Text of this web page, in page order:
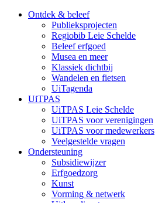
Ontdek & beleef
Publieksprojecten
Regiobib Leie Schelde
Beleef erfgoed
Musea en meer
Klassiek dichtbij
Wandelen en fietsen
UiTagenda
UiTPAS
UiTPAS Leie Schelde
UiTPAS voor verenigingen
UiTPAS voor medewerkers
Veelgestelde vragen
Ondersteuning
Subsidiewijzer
Erfgoedzorg
Kunst
Vorming & netwerk